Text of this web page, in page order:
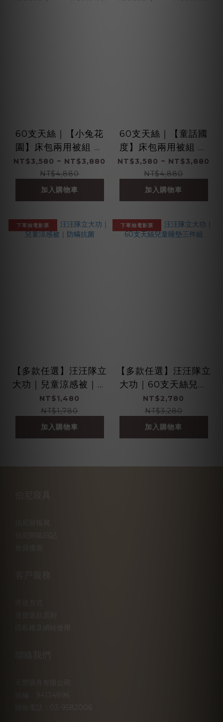
60支天絲｜【小兔花
園】床包兩用被組 ｜
100%萊賽爾纖維
NT$3,580 ~ NT$3,880
NT$4,880
加入購物車
60支天絲｜【童話國
度】床包兩用被組 ｜
100%萊賽爾纖維
NT$3,580 ~ NT$3,880
NT$4,880
加入購物車
下單抽電影票
【多款任選】汪汪隊立
大功｜兒童涼感被｜防
螨抗菌
NT$1,480
NT$1,780
加入購物車
下單抽電影票
【多款任選】汪汪隊立
大功｜60支天絲兒童
睡墊三件組
NT$2,780
NT$3,280
加入購物車
伯尼寢具
伯尼寢報局
退貨退款原則
隱私權及網站使用
統編：94134896
聯絡電話：03-9582006